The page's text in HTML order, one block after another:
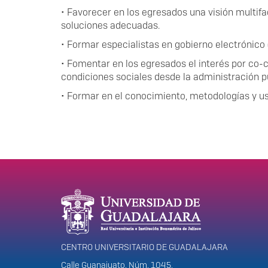
• Favorecer en los egresados una visión
soluciones adecuadas.
• Formar especialistas en gobierno
• Fomentar en los egresados el interés por
condiciones sociales desde la administración
• Formar en el conocimiento, metodologías y
Información del portal
CENTRO UNIVERSITARIO DE GUADALAJARA
Calle Guanajuato. Núm. 1045,